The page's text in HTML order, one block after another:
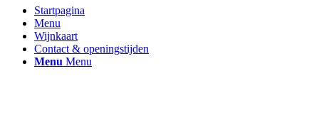
Startpagina
Menu
Wijnkaart
Contact & openingstijden
Menu Menu